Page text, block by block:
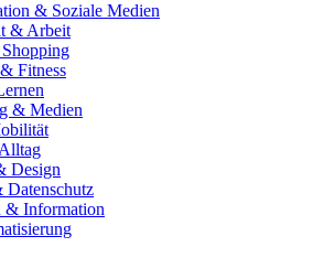
& Soziale Medien
& Arbeit
Fitness
& Medien
Design
Datenschutz
& Information